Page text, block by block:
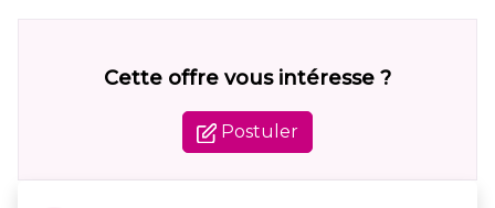
Cette offre vous intéresse ?
Postuler